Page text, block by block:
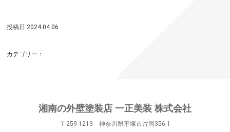
投稿日:2024.04.06
カテゴリー：
湘南の外壁塗装店 一正美装 株式会社
〒259-1213 神奈川県平塚市片岡356-1